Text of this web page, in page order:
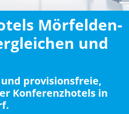
Mörfelden-
und
provisionsfreie,
Konferenzhotels in